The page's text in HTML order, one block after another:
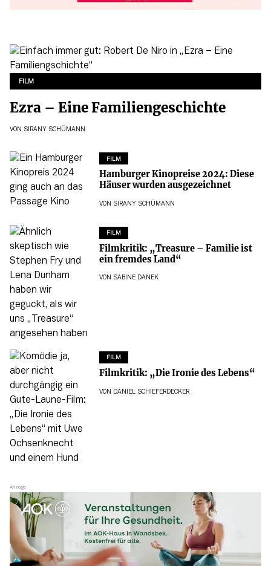
FILM
Ezra – Eine Familiengeschichte
VON SIRANY SCHÜMANN
FILM
Hamburger Kinopreise 2024: Diese
Häuser wurden ausgezeichnet
VON SIRANY SCHÜMANN
FILM
Filmkritik: „Treasure – Familie ist
ein fremdes Land“
VON SABINE DANEK
FILM
Filmkritik: „Die Ironie des Lebens“
VON DANIEL SCHIEFERDECKER